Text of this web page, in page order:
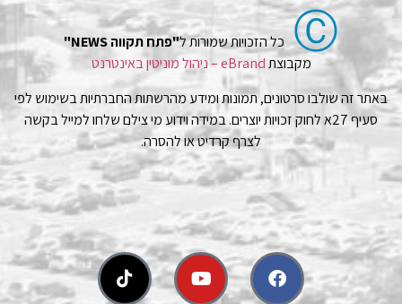
Ⓒ כל הזכויות שמורות ל"פתח תקווה NEWS"
מקבוצתeBrand – ניהול מוניטין באינטרנט
באתר זה שולבו סרטונים, תמונות ומידע מהרשתות החברתיות בשימוש לפי
סעיף 27א לחוק זכויות יוצרים. במידה וידוע מי צילם שלחו למייל בקשה
לצרף קרדיט או להסרה.